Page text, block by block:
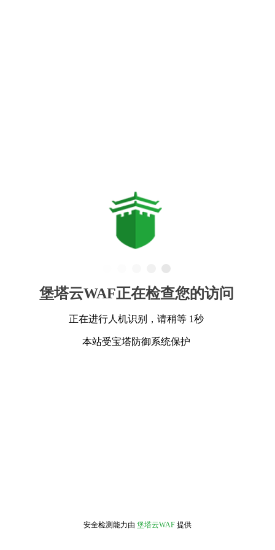
堡塔云WAF正在检查您的访问
正在进行人机识别，请稍等 1秒
本站受宝塔防御系统保护
安全检测能力由 堡塔云WAF 提供